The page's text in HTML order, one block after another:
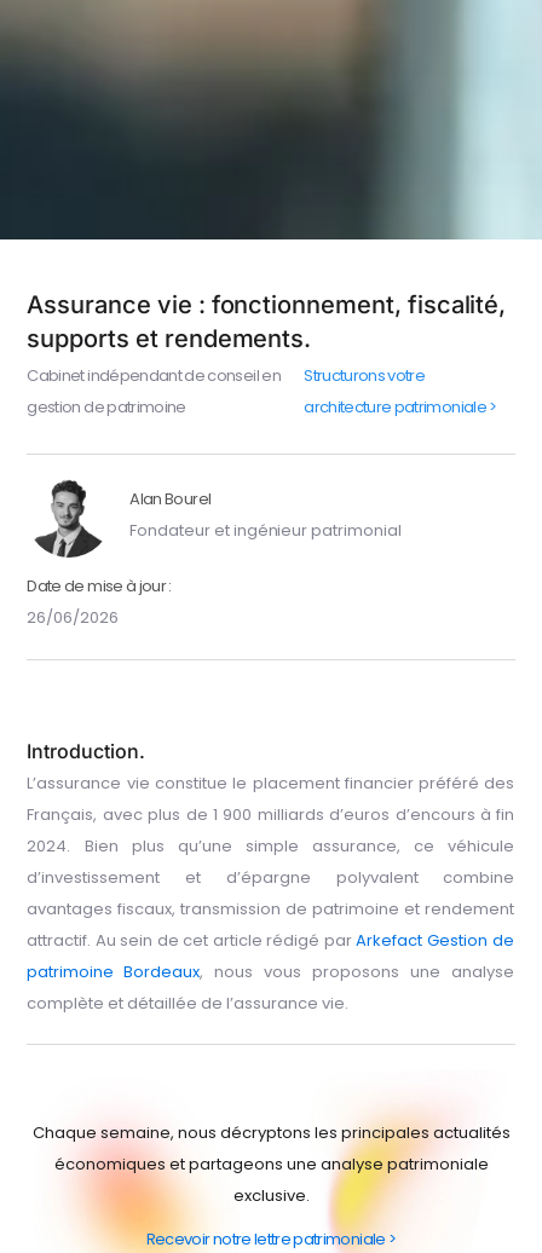
Assurance vie : fonctionnement, fiscalité,
supports et rendements.
Cabinet indépendant de conseil en
gestion de patrimoine
Structurons votre
architecture patrimoniale >
Alan Bourel
Fondateur et ingénieur patrimonial
Date de mise à jour :
26/06/2026
Introduction.
L’assurance vie constitue le placement financier préféré des
Français, avec plus de 1 900 milliards d’euros d’encours à fin
2024. Bien plus qu’une simple assurance, ce véhicule
d’investissement et d’épargne polyvalent combine
avantages fiscaux, transmission de patrimoine et rendement
attractif. Au sein de cet article rédigé parArkefact Gestion de
patrimoine Bordeaux, nous vous proposons une analyse
complète et détaillée de l’assurance vie.
Chaque semaine, nous décryptons les principales actualités
économiques et partageons une analyse patrimoniale
exclusive.
Recevoir notre lettre patrimoniale >